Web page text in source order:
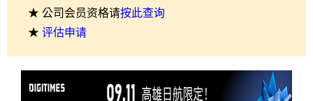
★ 公司会员资格请按此查询
★ 评估申请